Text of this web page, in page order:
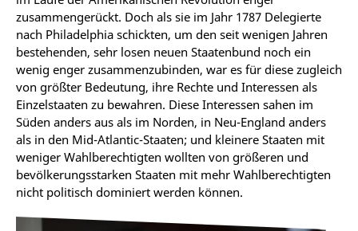
zusammengerückt. Doch als sie im Jahr 1787 Delegierte
nach Philadelphia schickten, um den seit wenigen Jahren
bestehenden, sehr losen neuen Staatenbund noch ein
wenig enger zusammenzubinden, war es für diese zugleich
von größter Bedeutung, ihre Rechte und Interessen als
Einzelstaaten zu bewahren. Diese Interessen sahen im
Süden anders aus als im Norden, in Neu-England anders
als in den Mid-Atlantic-Staaten; und kleinere Staaten mit
weniger Wahlberechtigten wollten von größeren und
bevölkerungsstarken Staaten mit mehr Wahlberechtigten
nicht politisch dominiert werden können.